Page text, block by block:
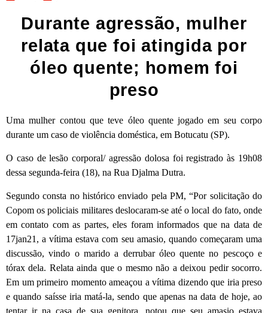
Durante agressão, mulher
relata que foi atingida por
óleo quente; homem foi
preso
Uma mulher contou que teve óleo quente jogado em seu corpo
durante um caso de violência doméstica, em Botucatu (SP).
O caso de lesão corporal/ agressão dolosa foi registrado às 19h08
dessa segunda-feira (18), na Rua Djalma Dutra.
Segundo consta no histórico enviado pela PM, “Por solicitação do
Copom os policiais militares deslocaram-se até o local do fato, onde
em contato com as partes, eles foram informados que na data de
17jan21, a vítima estava com seu amasio, quando começaram uma
discussão, vindo o marido a derrubar óleo quente no pescoço e
tórax dela. Relata ainda que o mesmo não a deixou pedir socorro.
Em um primeiro momento ameaçou a vítima dizendo que iria preso
e quando saísse iria matá-la, sendo que apenas na data de hoje, ao
tentar ir na casa de sua genitora, notou que seu amasio estava